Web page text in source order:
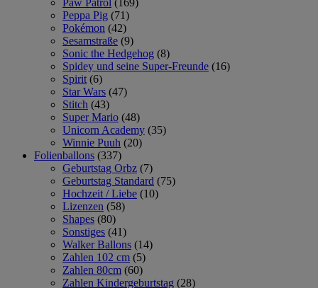
Peppa Pig (71)
Pokémon (42)
Sesamstraße (9)
Sonic the Hedgehog (8)
Spidey und seine Super-Freunde (16)
Spirit (6)
Star Wars (47)
Stitch (43)
Super Mario (48)
Unicorn Academy (35)
Winnie Puuh (20)
Folienballons (337)
Geburtstag Orbz (7)
Geburtstag Standard (75)
Hochzeit / Liebe (10)
Lizenzen (58)
Shapes (80)
Sonstiges (41)
Walker Ballons (14)
Zahlen 102 cm (5)
Zahlen 80cm (60)
Zahlen Kindergeburtstag (28)